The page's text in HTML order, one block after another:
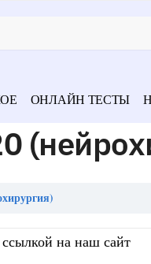
ОНЛАЙН ТЕСТЫ
на наш сайт